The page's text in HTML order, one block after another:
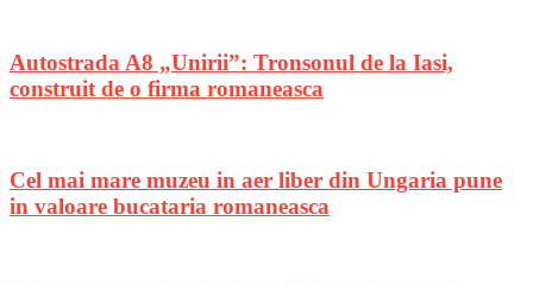
Autostrada A8 „Unirii”: Tronsonul de la Iasi,
construit de o firma romaneasca
Cel mai mare muzeu in aer liber din Ungaria pune
in valoare bucataria romaneasca